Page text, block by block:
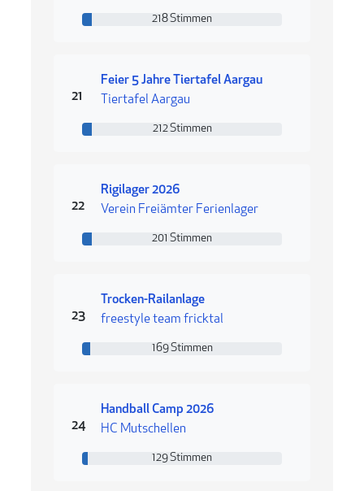
218 Stimmen
218 Stimmen
Rang 21
21
Feier 5 Jahre Tiertafel Aargau
Tiertafel Aargau
212 Stimmen
212 Stimmen
Rang 22
22
Rigilager 2026
Verein Freiämter Ferienlager
201 Stimmen
201 Stimmen
Rang 23
23
Trocken-Railanlage
freestyle team fricktal
169 Stimmen
169 Stimmen
Rang 24
24
Handball Camp 2026
HC Mutschellen
129 Stimmen
129 Stimmen